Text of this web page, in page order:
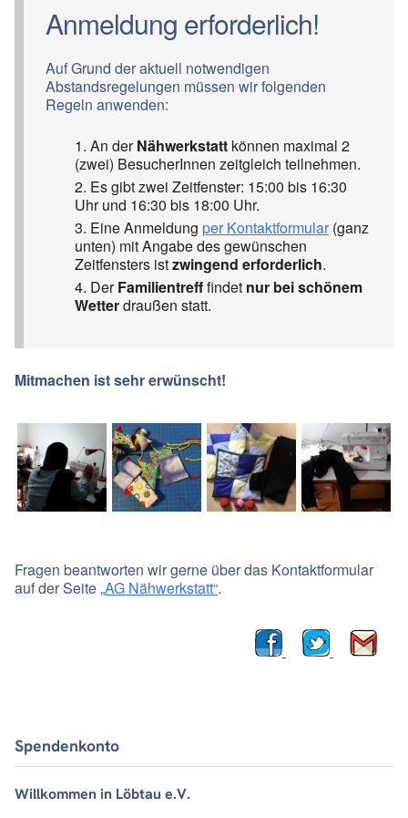
Anmeldung erforderlich!
Auf Grund der aktuell notwendigen
Abstandsregelungen müssen wir folgenden
Regeln anwenden:
An derNähwerkstatt können maximal 2
(zwei) BesucherInnen zeitgleich teilnehmen.
Es gibt zwei Zeitfenster: 15:00 bis 16:30
Uhr und 16:30 bis 18:00 Uhr.
Eine Anmeldung per Kontaktformular(ganz
unten) mit Angabe des gewünschen
Zeitfensters istzwingend erforderlich.
DerFamilientrefffindet nur bei schönem
Wetterdraußen statt.
Mitmachen ist sehr erwünscht!
Fragen beantworten wir gerne über das Kontaktformular
auf der Seite „AG Nähwerkstatt“.
Spendenkonto
Willkommen in Löbtau e.V.